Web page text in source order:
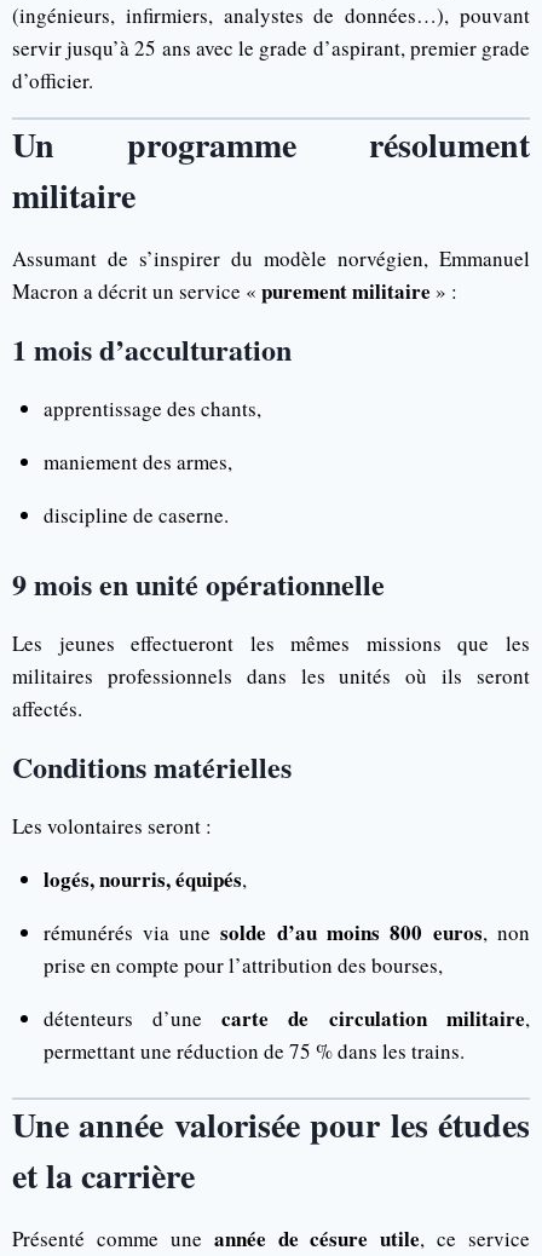
(ingénieurs, infirmiers, analystes de données…), pouvant
servir jusqu’à 25 ans avec le grade d’aspirant, premier grade
d’officier.
Un programme résolument
militaire
Assumant de s’inspirer du modèle norvégien, Emmanuel
Macron a décrit un service « purement militaire » :
1 mois d’acculturation
apprentissage des chants,
maniement des armes,
discipline de caserne.
9 mois en unité opérationnelle
Les jeunes effectueront les mêmes missions que les
militaires professionnels dans les unités où ils seront
affectés.
Conditions matérielles
Les volontaires seront :
logés, nourris, équipés,
rémunérés via unesolde d’au moins 800 euros, non
prise en compte pour l’attribution des bourses,
détenteurs d’unecarte de circulation militaire,
permettant une réduction de 75 % dans les trains.
Une année valorisée pour les études
et la carrière
Présenté comme une année de césure utile, ce service